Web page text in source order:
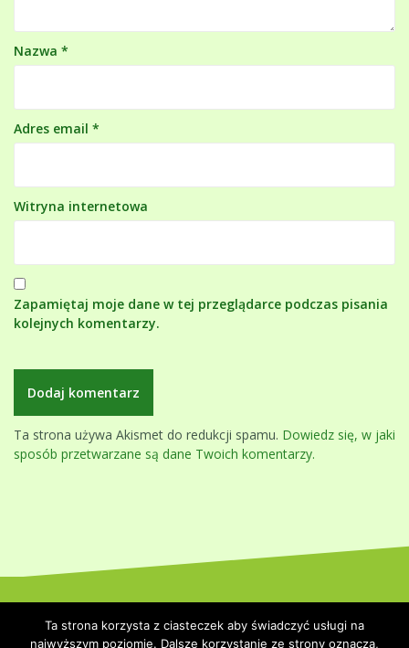
Nazwa *
Adres email *
Witryna internetowa
Zapamiętaj moje dane w tej przeglądarce podczas pisania
kolejnych komentarzy.
Ta strona używa Akismet do redukcji spamu. Dowiedz się, w jaki
sposób przetwarzane są dane Twoich komentarzy.
Themeisle.
Ta strona korzysta z ciasteczek aby świadczyć usługi na
najwyższym poziomie. Dalsze korzystanie ze strony oznacza,